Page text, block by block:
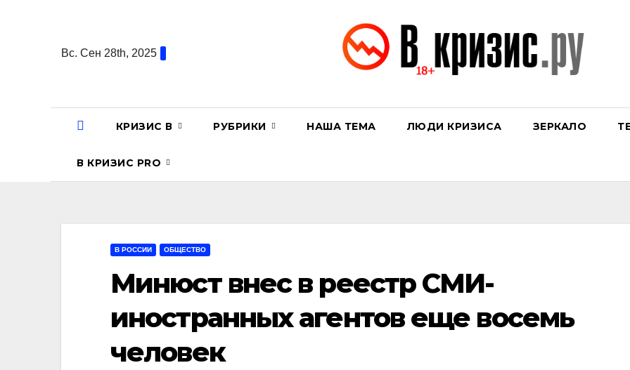
содержаниюВс. Сен 28th, 2025
КРИЗИС В РУБРИКИ НАША ТЕМА ЛЮДИ КРИЗИСА ЗЕРКАЛО
В КРИЗИС PRO
В РОССИИ ОБЩЕСТВО
Минюст внес в реестр СМИ-
иностранных агентов еще восемь
человек